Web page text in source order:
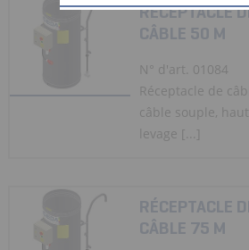
RÉCEPTACLE
CÂBLE 50 M
N° d'art. 01084
Réceptacle de
câble souple,
levage [...]
RÉCEPTACLE
CÂBLE 75 M